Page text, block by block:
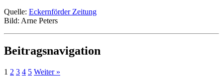
Quelle: Eckernförder Zeitung
Bild: Arne Peters
Beitragsnavigation
1 2 3 4 5 Weiter »